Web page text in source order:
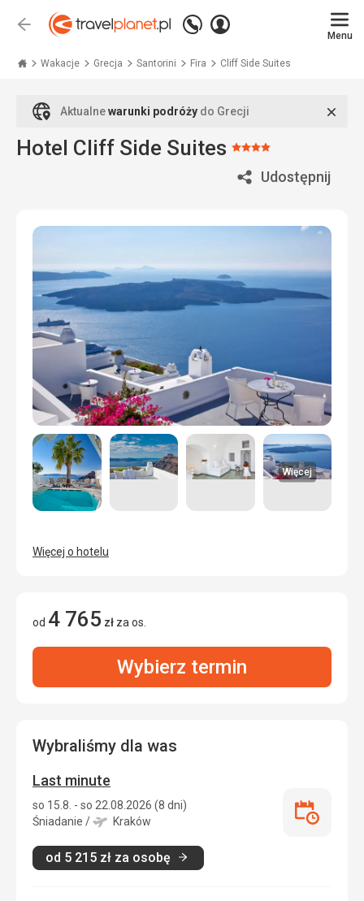
Wstecz
Zadzwoń
+48
771
Zaloguj
Menu
Wakacje Grecja Santorini Fira Cliff Side Suites
Aktualnewarunki podróży do Grecji
Hotel Cliff Side Suites Ocena:
4/5Udostępnij
Więcej
Więcej o hotelu
od 4 765 zł za os.
Wybierz termin
Wybraliśmy dla was
Last minute
so 15.8. - so 22.08.2026 (8 dni)
Śniadanie / Kraków
od 5 215 zł za osobę
Last